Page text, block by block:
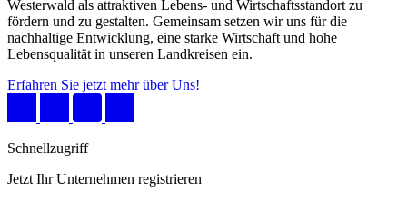
Westerwald als attraktiven Lebens- und Wirtschaftsstandort zu
fördern und zu gestalten. Gemeinsam setzen wir uns für die
nachhaltige Entwicklung, eine starke Wirtschaft und hohe
Lebensqualität in unseren Landkreisen ein.
Erfahren Sie jetzt mehr über Uns!
Schnellzugriff
Jetzt Ihr Unternehmen registrieren